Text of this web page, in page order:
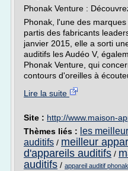
Phonak Venture :
Phonak, l'une des
partis des fabricants
janvier 2015, elle a sorti
auditifs les Audéo V,
Phonak Venture, qui
contours d'oreilles à
Lire la suite
Site : http://www.maison-
Thèmes liés : les
auditifs / meilleur
d'appareils auditifs /
auditifs / appareil auditif